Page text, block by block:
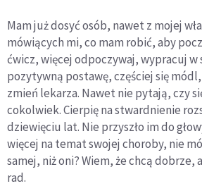
Mam już dosyć osób, nawet z mojej
mówiących mi, co mam robić, aby
ćwicz, więcej odpoczywaj, wypracuj w
pozytywną postawę, częściej się
zmień lekarza. Nawet nie pytają, czy
cokolwiek. Cierpię na stwardnienie
dziewięciu lat. Nie przyszło im do
więcej na temat swojej choroby, nie
samej, niż oni? Wiem, że chcą dobrze,
rad.